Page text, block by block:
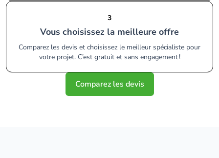
3
Vous choisissez la meilleure offre
Comparez les devis et choisissez le meilleur spécialiste pour
votre projet. C’est gratuit et sans engagement !
Comparez les devis